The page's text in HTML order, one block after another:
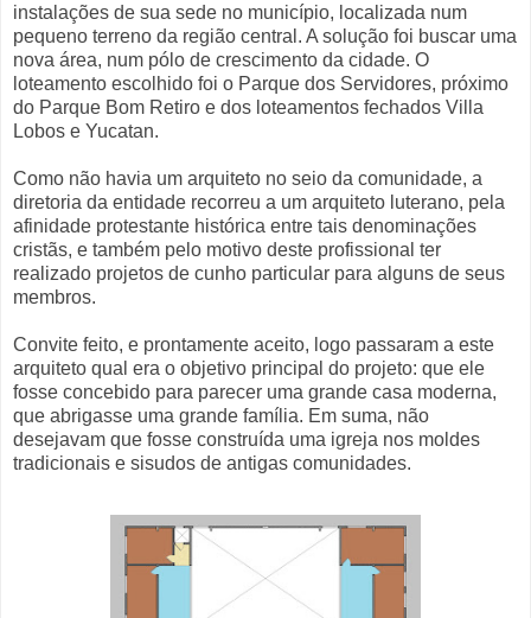
instalações de sua sede no município, localizada num
pequeno terreno da região central. A solução foi buscar uma
nova área, num pólo de crescimento da cidade. O
loteamento escolhido foi o Parque dos Servidores, próximo
do Parque Bom Retiro e dos loteamentos fechados Villa
Lobos e Yucatan.
Como não havia um arquiteto no seio da comunidade, a
diretoria da entidade recorreu a um arquiteto luterano, pela
afinidade protestante histórica entre tais denominações
cristãs, e também pelo motivo deste profissional ter
realizado projetos de cunho particular para alguns de seus
membros.
Convite feito, e prontamente aceito, logo passaram a este
arquiteto qual era o objetivo principal do projeto: que ele
fosse concebido para parecer uma grande casa moderna,
que abrigasse uma grande família. Em suma, não
desejavam que fosse construída uma igreja nos moldes
tradicionais e sisudos de antigas comunidades.